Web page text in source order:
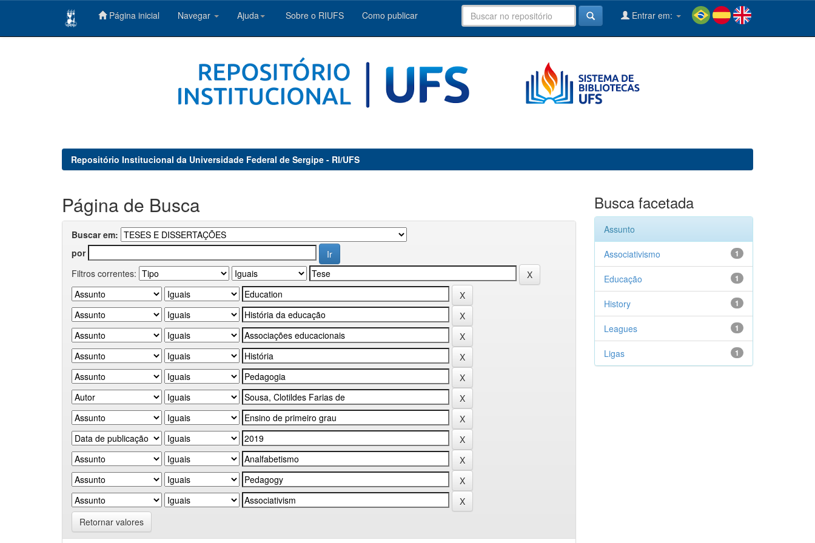
Página inicial Navegar Ajuda Sobre o RIUFS Como publicar Entrar em:
Repositório Institucional da Universidade Federal de Sergipe - RI/UFS
Página de Busca
Buscar em:
por
Filtros correntes:
Retornar valores
Busca facetada
Assunto
1
Associativismo
1
Educação
1
History
1
Leagues
1
Ligas